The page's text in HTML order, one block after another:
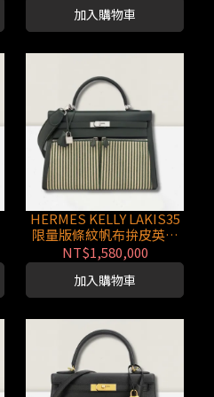
加入購物車
HERMES KELLY LAKIS35
限量版條紋帆布拚皮英國
綠銀釦/X
NT$1,580,000
加入購物車